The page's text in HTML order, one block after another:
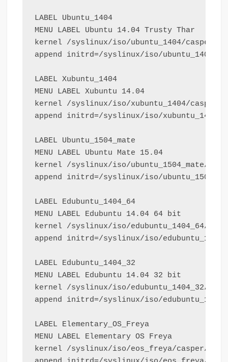
LABEL Ubuntu_1404
MENU LABEL Ubuntu 14.04 Trusty Thar
kernel /syslinux/iso/ubuntu_1404/casper/
append initrd=/syslinux/iso/ubuntu_1404/
LABEL Xubuntu_1404
MENU LABEL Xubuntu 14.04
kernel /syslinux/iso/xubuntu_1404/casper/
append initrd=/syslinux/iso/
LABEL Ubuntu_1504_mate
MENU LABEL Ubuntu Mate 15.04
kernel /syslinux/iso/ubuntu_1504_mate/
append initrd=/syslinux/iso/
LABEL Edubuntu_1404_64
MENU LABEL Edubuntu 14.04 64 bit
kernel /syslinux/iso/edubuntu_1404_64/
append initrd=/syslinux/iso/
LABEL Edubuntu_1404_32
MENU LABEL Edubuntu 14.04 32 bit
kernel /syslinux/iso/edubuntu_1404_32/
append initrd=/syslinux/iso/
LABEL Elementary_OS_Freya
MENU LABEL Elementary OS Freya
kernel /syslinux/iso/eos_freya/casper/